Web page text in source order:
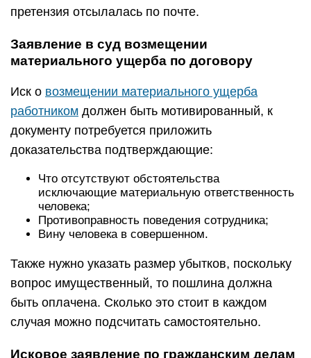
претензия отсылалась по почте.
Заявление в суд возмещении
материального ущерба по договору
Иск о возмещении материального ущерба
работником должен быть мотивированный, к
документу потребуется приложить
доказательства подтверждающие:
Что отсутствуют обстоятельства
исключающие материальную ответственность
человека;
Противоправность поведения сотрудника;
Вину человека в совершенном.
Также нужно указать размер убытков, поскольку
вопрос имущественный, то пошлина должна
быть оплачена. Сколько это стоит в каждом
случая можно подсчитать самостоятельно.
Исковое заявление по гражданским делам